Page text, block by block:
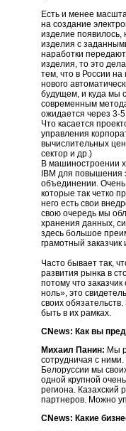
Есть и менее
на создание
изделие появилось,
изделия с
наработки
изделия, то это
тем, что в России
нового
будущем, и куда мы
современным
ожидается через 3-
Что касается
управления
вычислительных
сектор и др.)
В машиностроении
IBM для
объединении. Очень
которые так четко
него есть свои
свою очередь мы
хранения данных,
здесь большое
грамотный
Часто бывает так,
развития рынка в
потому что
ноль», это
своих
быть в их рамках.
CNews: Как вы
Михаил Панин: Мы
сотрудничая с
Белоруссии мы
одной крупной
региона.
партнеров. Можно
CNews: Какие